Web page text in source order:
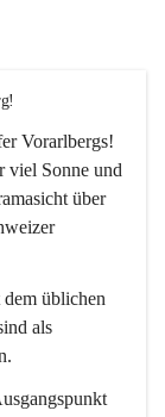
Vorarlbergs!
viel Sonne und
über
üblichen
als